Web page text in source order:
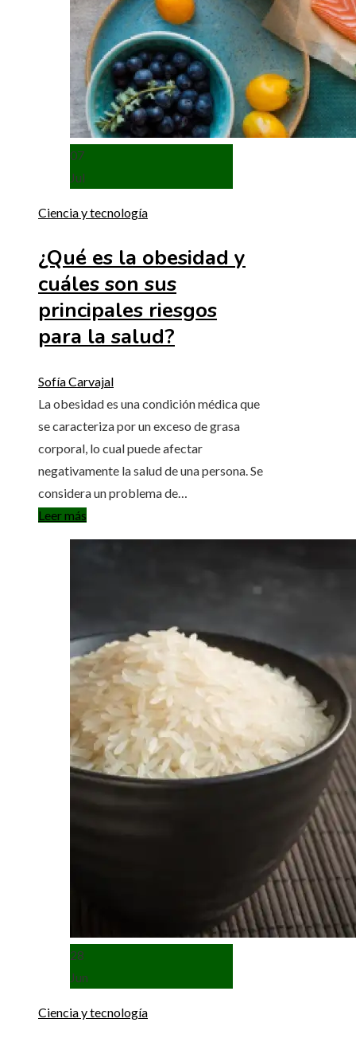
07
Jul
Ciencia y tecnología
¿Qué es la obesidad y
cuáles son sus
principales riesgos
para la salud?
Sofía Carvajal
La obesidad es una condición médica que
se caracteriza por un exceso de grasa
corporal, lo cual puede afectar
negativamente la salud de una persona. Se
considera un problema de…
Leer más
28
Jun
Ciencia y tecnología